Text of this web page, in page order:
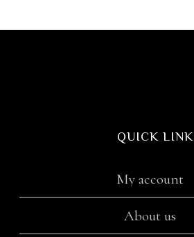
QUICK LINK
My account
About us